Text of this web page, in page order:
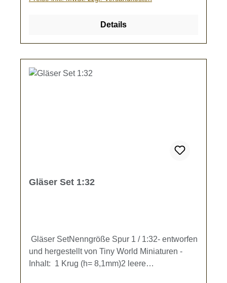
Details
Gläser Set 1:32
Gläser SetNenngröße Spur 1 / 1:32- entworfen
und hergestellt von Tiny World Miniaturen -
Inhalt: 1 Krug (h= 8,1mm)2 leere